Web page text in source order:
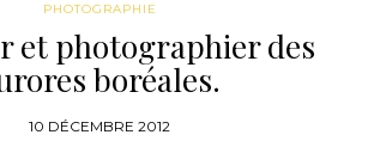
PHOTOGRAPHIE
et photographier des
boréales.
10 DÉCEMBRE 2012